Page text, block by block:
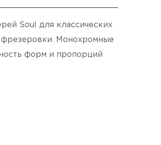
Soul для классических
фрезеровки. Монохромные
форм и пропорций